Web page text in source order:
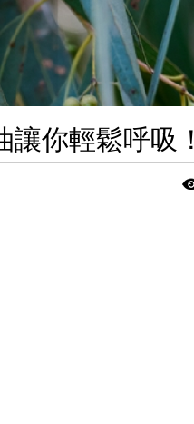
你輕鬆呼吸！